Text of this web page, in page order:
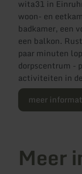
wita31 in
woon- en
badkamer, een
een balkon.
paar minuten
dorpscentrum -
activiteiten in
meer
Meer